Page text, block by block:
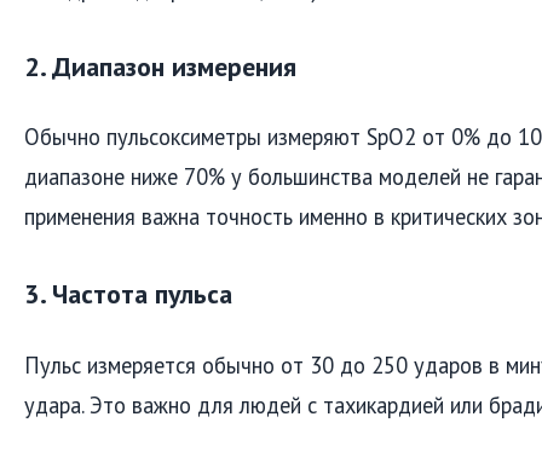
2. Диапазон измерения
Обычно пульсоксиметры измеряют SpO2 от 0% до
диапазоне ниже 70% у большинства моделей не
применения важна точность именно в критических
3. Частота пульса
Пульс измеряется обычно от 30 до 250 ударов в
удара. Это важно для людей с тахикардией или